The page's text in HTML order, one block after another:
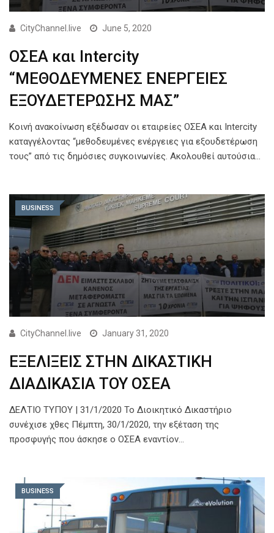
CityChannel.live June 5, 2020
ΟΣΕΑ και Intercity
“ΜΕΘΟΔΕΥΜΕΝΕΣ ΕΝΕΡΓΕΙΕΣ
ΕΞΟΥΔΕΤΕΡΩΣΗΣ ΜΑΣ”
Κοινή ανακοίνωση εξέδωσαν οι εταιρείες ΟΣΕΑ και Intercity
καταγγέλοντας “μεθοδευμένες ενέργειες για εξουδετέρωση
τους” από τις δημόσιες συγκοινωνίες. Ακολουθεί αυτούσια…
BUSINESS
CityChannel.live January 31, 2020
ΕΞΕΛΙΞΕΙΣ ΣΤΗΝ ΔΙΚΑΣΤΙΚΗ
ΔΙΑΔΙΚΑΣΙΑ ΤΟΥ ΟΣΕΑ
ΔΕΛΤΙΟ ΤΥΠΟΥ | 31/1/2020 Το Διοικητικό Δικαστήριο
συνέχισε χθες Πέμπτη, 30/1/2020, την εξέταση της
προσφυγής που άσκησε ο ΟΣΕΑ εναντίον…
BUSINESS